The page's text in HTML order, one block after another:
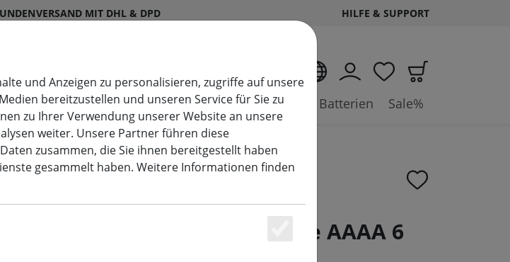
VERSAND MIT DHL & DPD HILFE & SUPPORT
Kerzen LED Lichterketten Systeme Zubehör & Batterien Sale%
Sirius DecoPower Batterie AAAA 6
und Anzeigen zu personalisieren, zugriffe auf unsere
bereitzustellen und unseren Service für Sie zu
zu Ihrer Verwendung unserer Website an unsere
weiter. Unsere Partner führen diese
zusammen, die Sie ihnen bereitgestellt haben
gesammelt haben. Weitere Informationen finden
Essenziell